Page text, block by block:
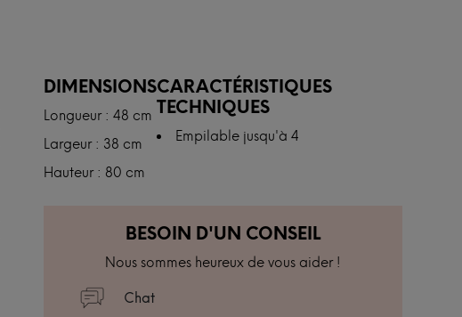
DIMENSIONS
Longueur : 48 cm
Largeur : 38 cm
Hauteur : 80 cm
CARACTÉRISTIQUES
TECHNIQUES
Empilable jusqu'à 4
BESOIN D'UN CONSEIL
Nous sommes heureux de vous aider !
Chat